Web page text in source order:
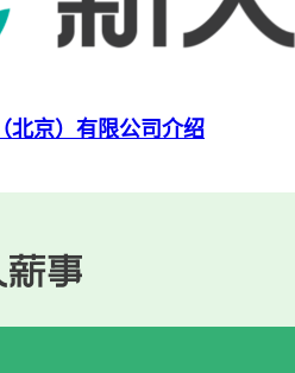
北京）有限公司介绍